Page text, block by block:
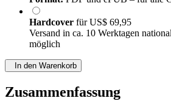
Hardcover fürUS$ 69,95
Versand in ca. 10 Werktagen
möglich
In den Warenkorb
Zusammenfassung